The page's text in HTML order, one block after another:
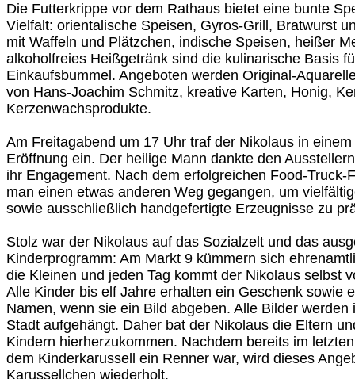
Die Futterkrippe vor dem Rathaus bietet eine bunte
Vielfalt: orientalische Speisen, Gyros-Grill, Bratwurst
mit Waffeln und Plätzchen, indische Speisen, heißer
alkoholfreies Heißgetränk sind die kulinarische Basis
Einkaufsbummel. Angeboten werden Original-
von Hans-Joachim Schmitz, kreative Karten, Honig,
Kerzenwachsprodukte.
Am Freitagabend um 17 Uhr traf der Nikolaus in
Eröffnung ein. Der heilige Mann dankte den
ihr Engagement. Nach dem erfolgreichen Food-Truck-
man einen etwas anderen Weg gegangen, um
sowie ausschließlich handgefertigte Erzeugnisse zu
Stolz war der Nikolaus auf das Sozialzelt und das
Kinderprogramm: Am Markt 9 kümmern sich
die Kleinen und jeden Tag kommt der Nikolaus selbst
Alle Kinder bis elf Jahre erhalten ein Geschenk sowie
Namen, wenn sie ein Bild abgeben. Alle Bilder
Stadt aufgehängt. Daher bat der Nikolaus die Eltern
Kindern hierherzukommen. Nachdem bereits im
dem Kinderkarussell ein Renner war, wird dieses
Karussellchen wiederholt.